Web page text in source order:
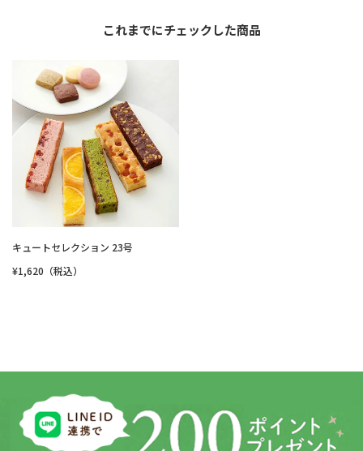
これまでにチェックした商品
キュートセレクション 23号
¥1,620（税込）